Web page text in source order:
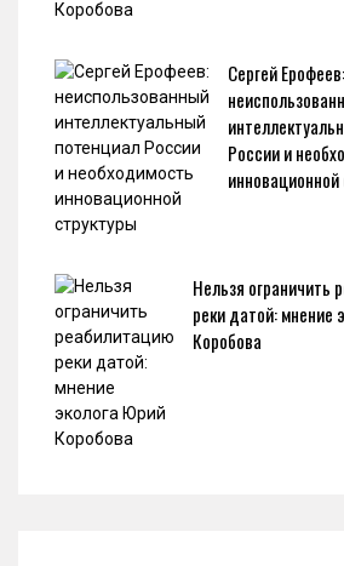
Сергей Ерофеев:
России и
Нельзя ограничить
реки датой: мнение
Коробова